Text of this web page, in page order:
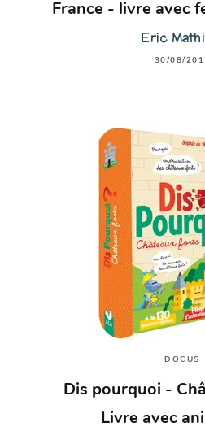
France - livre avec
Eric
30/08/
DOCUS
Dis pourquoi -
Livre avec